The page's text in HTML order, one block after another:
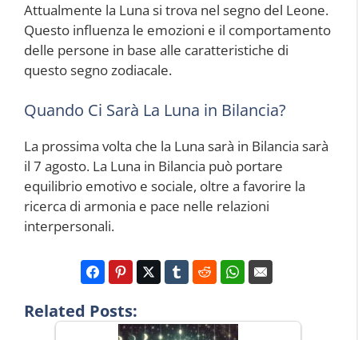
Attualmente la Luna si trova nel segno del Leone.
Questo influenza le emozioni e il comportamento
delle persone in base alle caratteristiche di
questo segno zodiacale.
Quando Ci Sarà La Luna in Bilancia?
La prossima volta che la Luna sarà in Bilancia sarà
il 7 agosto. La Luna in Bilancia può portare
equilibrio emotivo e sociale, oltre a favorire la
ricerca di armonia e pace nelle relazioni
interpersonali.
Related Posts: